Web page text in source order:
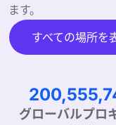
ます。
すべての場所を
グローバルプロ